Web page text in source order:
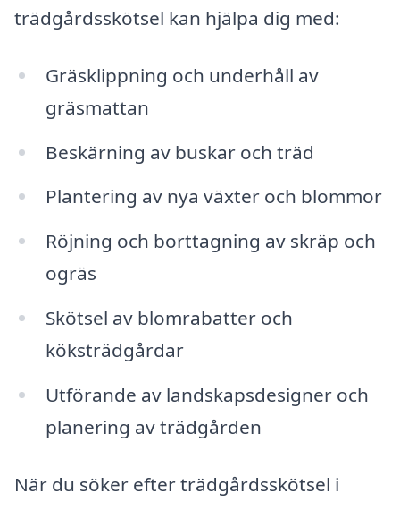
trädgårdsskötsel kan hjälpa dig med:
Gräsklippning och underhåll av
gräsmattan
Beskärning av buskar och träd
Plantering av nya växter och blommor
Röjning och borttagning av skräp och
ogräs
Skötsel av blomrabatter och
köksträdgårdar
Utförande av landskapsdesigner och
planering av trädgården
När du söker efter trädgårdsskötsel i